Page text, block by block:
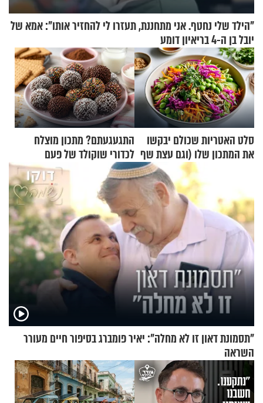
"הילד שלי נחטף. אני מתחננת, תעזרו לי להחזיר אותו": אמא של
יובל בן ה-4 בריאיון דומע
סלט האטריות שכולם יבקשו
את המתכון שלו (וגם עצת שף
להגשת הרוטב)
התגעגעתם? מתכון מוצלח
לכדורי שוקולד של פעם
"תסמונת דאון זו לא מחלה": יאיר פומברג בסיפור חיים מעורר
השראה